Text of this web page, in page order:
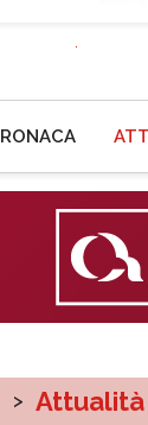
> Attualità